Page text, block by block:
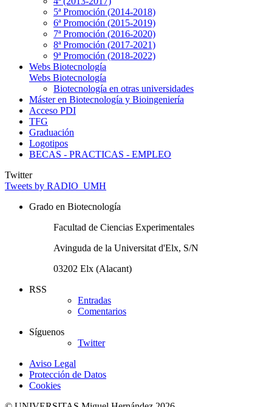
5ª Promoción (2014-2018)
6ª Promoción (2015-2019)
7ª Promoción (2016-2020)
8ª Promoción (2017-2021)
9ª Promoción (2018-2022)
Webs Biotecnología
Webs Biotecnología
Biotecnología en otras universidades
Máster en Biotecnología y Bioingeniería
Acceso PDI
TFG
Graduación
Logotipos
BECAS - PRACTICAS - EMPLEO
Twitter
Tweets by RADIO_UMH
Grado en Biotecnología
Facultad de Ciencias Experimentales
Avinguda de la Universitat d'Elx, S/N
03202 Elx (Alacant)
RSS
Entradas
Comentarios
Síguenos
Twitter
Aviso Legal
Protección de Datos
Cookies